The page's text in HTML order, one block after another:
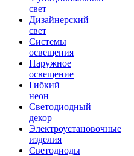
свет
Дизайнерский
свет
Системы
освещения
Наружное
освещение
Гибкий
неон
Светодиодный
декор
Электроустановочные
изделия
Светодиоды